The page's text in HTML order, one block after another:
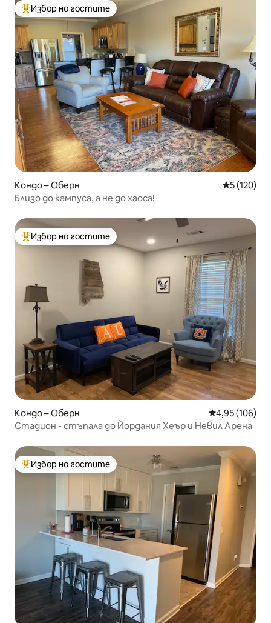
Най-популярен избор на гостите
Избор на гостите
Кондо – Оберн Средна
5 (120)
Близо до кампуса, а не до хаоса!
Най-популярен избор на гостите
Избор на гостите
Кондо – Оберн Средна
4,95 (106)
Стадион - стъпала до Йордания Хеър и Невил Арена
Най-популярен избор на гостите
Избор на гостите